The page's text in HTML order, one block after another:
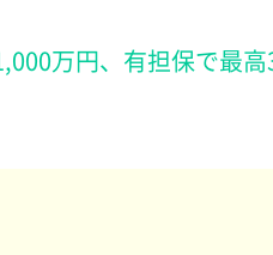
万円、有担保で最